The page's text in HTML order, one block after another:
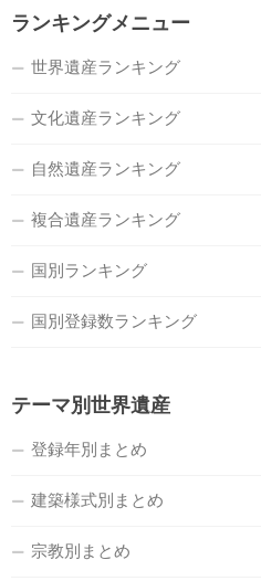
ランキングメニュー
世界遺産ランキング
文化遺産ランキング
自然遺産ランキング
複合遺産ランキング
国別ランキング
国別登録数ランキング
テーマ別世界遺産
登録年別まとめ
建築様式別まとめ
宗教別まとめ